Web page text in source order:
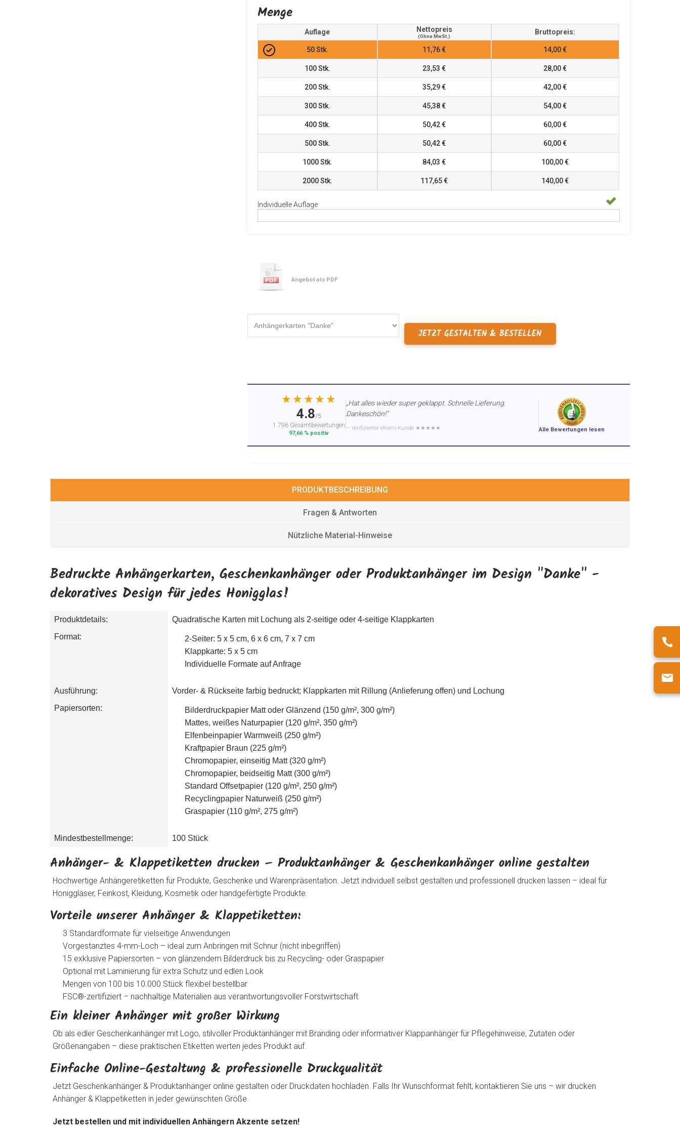
Menge
Auflage Nettopreis
(ohne MwSt.)
Bruttopreis:
50Stk. 11,76 € 14,00 €
100Stk. 23,53 € 28,00 €
200Stk. 35,29 € 42,00 €
300Stk. 45,38 € 54,00 €
400Stk. 50,42 € 60,00 €
500Stk. 50,42 € 60,00 €
1000Stk. 84,03 € 100,00 €
2000Stk. 117,65 € 140,00 €
Individuelle Auflage
Angebot als PDF
JETZT GESTALTEN & BESTELLEN
★★★★★
4.8/5
1.796 Gesamtbewertungen
97,66 % positiv
„Hat alles wieder super geklappt. Schnelle Lieferung.
Dankeschön!“
— verifizierter eKomi-Kunde ★★★★★ Alle Bewertungen lesen
PRODUKTBESCHREIBUNG
Fragen & Antworten
Nützliche Material-Hinweise
Bedruckte Anhängerkarten, Geschenkanhänger oder Produktanhänger im Design "Danke" -
dekoratives Design für jedes Honigglas!
Produktdetails:
Quadratische Karten mit Lochung als 2-seitige oder 4-seitige Klappkarten
Format:
2-Seiter: 5 x 5 cm, 6 x 6 cm, 7 x 7 cm
Klappkarte: 5 x 5 cm
Individuelle Formate auf Anfrage
Ausführung:
Vorder- & Rückseite farbig bedruckt; Klappkarten mit Rillung (Anlieferung offen) und Lochung
Papiersorten:
Bilderdruckpapier Matt oder Glänzend (150 g/m², 300 g/m²)
Mattes, weißes Naturpapier (120 g/m², 350 g/m²)
Elfenbeinpapier Warmweiß (250 g/m²)
Kraftpapier Braun (225 g/m²)
Chromopapier, einseitig Matt (320 g/m²)
Chromopapier, beidseitig Matt (300 g/m²)
Standard Offsetpapier (120 g/m², 250 g/m²)
Recyclingpapier Naturweiß (250 g/m²)
Graspapier (110 g/m², 275 g/m²)
Mindestbestellmenge: 100 Stück
Anhänger- & Klappetiketten drucken – Produktanhänger & Geschenkanhänger online gestalten
Hochwertige Anhängeretiketten für Produkte, Geschenke und Warenpräsentation. Jetzt individuell selbst gestalten und professionell drucken lassen – ideal für
Honiggläser, Feinkost, Kleidung, Kosmetik oder handgefertigte Produkte.
Vorteile unserer Anhänger & Klappetiketten:
3 Standardformate für vielseitige Anwendungen
Vorgestanztes 4-mm-Loch – ideal zum Anbringen mit Schnur (nicht inbegriffen)
15 exklusive Papiersorten – von glänzendem Bilderdruck bis zu Recycling- oder Graspapier
Optional mit Laminierung für extra Schutz und edlen Look
Mengen von 100 bis 10.000 Stück flexibel bestellbar
FSC®-zertifiziert – nachhaltige Materialien aus verantwortungsvoller Forstwirtschaft
Ein kleiner Anhänger mit großer Wirkung
Ob als edler Geschenkanhänger mit Logo, stilvoller Produktanhänger mit Branding oder informativer Klappanhänger für Pflegehinweise, Zutaten oder
Größenangaben – diese praktischen Etiketten werten jedes Produkt auf.
Einfache Online-Gestaltung & professionelle Druckqualität
Jetzt Geschenkanhänger & Produktanhänger online gestalten oder Druckdaten hochladen. Falls Ihr Wunschformat fehlt, kontaktieren Sie uns – wir drucken
Anhänger & Klappetiketten in jeder gewünschten Größe.
Jetzt bestellen und mit individuellen Anhängern Akzente setzen!